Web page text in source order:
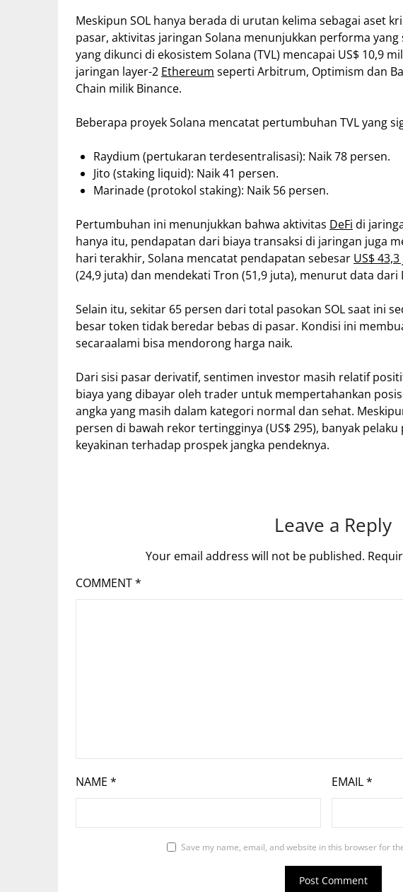
Meskipun SOL hanya berada di urutan kelima sebagai aset
pasar, aktivitas jaringan Solana menunjukkan performa
yang dikunci di ekosistem Solana (TVL) mencapai US$ 10,9
jaringan layer-2 Ethereum seperti Arbitrum, Optimism dan
Chain milik Binance.
Beberapa proyek Solana mencatat pertumbuhan TVL yang
Raydium (pertukaran terdesentralisasi): Naik 78 persen.
Jito (staking liquid): Naik 41 persen.
Marinade (protokol staking): Naik 56 persen.
Pertumbuhan ini menunjukkan bahwa aktivitas DeFi di
hanya itu, pendapatan dari biaya transaksi di jaringan juga
hari terakhir, Solana mencatat pendapatan sebesar US$
(24,9 juta) dan mendekati Tron (51,9 juta), menurut data dari
Selain itu, sekitar 65 persen dari total pasokan SOL saat ini
besar token tidak beredar bebas di pasar. Kondisi ini
secaraalami bisa mendorong harga naik.
Dari sisi pasar derivatif, sentimen investor masih relatif
biaya yang dibayar oleh trader untuk mempertahankan
angka yang masih dalam kategori normal dan sehat.
persen di bawah rekor tertingginya (US$ 295), banyak
keyakinan terhadap prospek jangka pendeknya.
Leave a Reply
Your email address will not be published.
COMMENT*
NAME * EMAIL*
Save my name, email, and website in this browser for